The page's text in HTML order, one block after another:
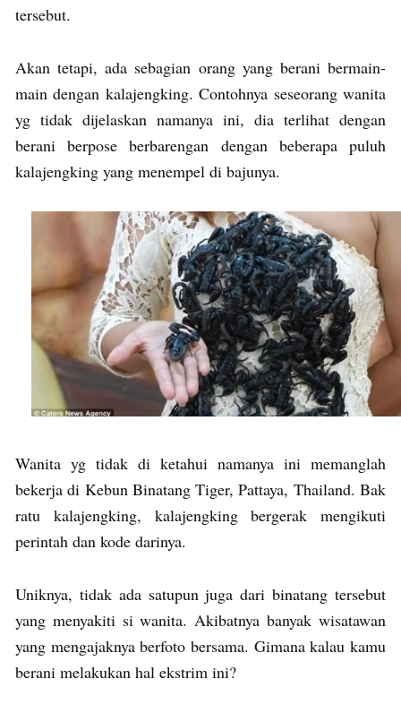
tersebut.
Akan tetapi, ada sebagian orang yang berani bermain-
main dengan kalajengking. Contohnya seseorang wanita
yg tidak dijelaskan namanya ini, dia terlihat dengan
berani berpose berbarengan dengan beberapa puluh
kalajengking yang menempel di bajunya.
Wanita yg tidak di ketahui namanya ini memanglah
bekerja di Kebun Binatang Tiger, Pattaya, Thailand. Bak
ratu kalajengking, kalajengking bergerak mengikuti
perintah dan kode darinya.
Uniknya, tidak ada satupun juga dari binatang tersebut
yang menyakiti si wanita. Akibatnya banyak wisatawan
yang mengajaknya berfoto bersama. Gimana kalau kamu
berani melakukan hal ekstrim ini?